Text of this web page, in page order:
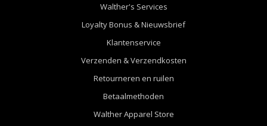
Walther's Services
Loyalty Bonus & Nieuwsbrief
Klantenservice
Verzenden & Verzendkosten
Retourneren en ruilen
Betaalmethoden
Walther Apparel Store